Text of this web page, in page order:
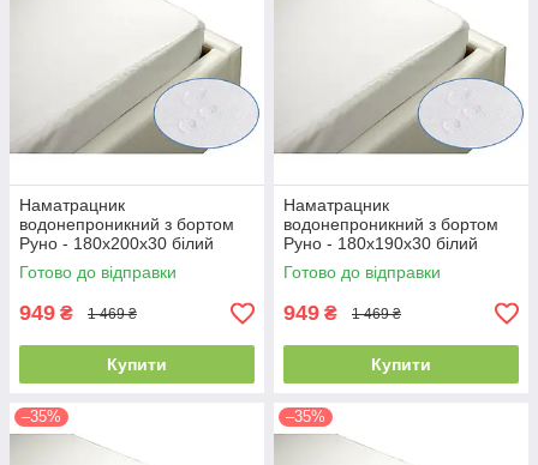
Наматрацник
водонепроникний з бортом
Руно - 180x200x30 білий
(21384)
Готово до відправки
949 ₴ 1 469 ₴
Купити
Наматрацник
водонепроникний з бортом
Руно - 180x190x30 білий
(21389)
Готово до відправки
949 ₴ 1 469 ₴
Купити
–35% –35%